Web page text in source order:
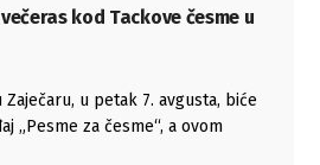
kod Tackove česme u
Zaječaru, u petak 7. avgusta, biće
„Pesme za česme“, a ovom